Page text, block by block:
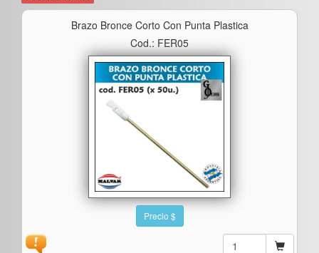
Brazo Bronce Corto Con Punta Plastica
Cod.: FER05
Precio $